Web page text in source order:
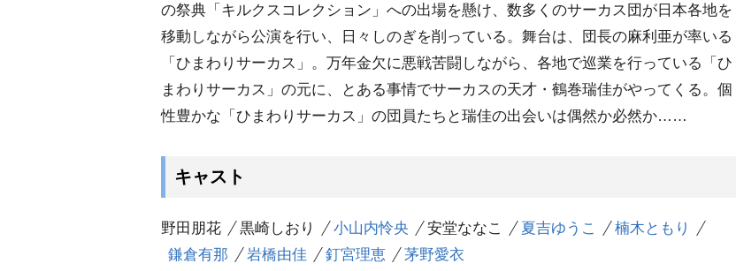
の祭典「キルクスコレクション」への出場を懸け、数多くのサーカス団が日本各地を
移動しながら公演を行い、日々しのぎを削っている。舞台は、団長の麻利亜が率いる
「ひまわりサーカス」。万年金欠に悪戦苦闘しながら、各地で巡業を行っている「ひ
まわりサーカス」の元に、とある事情でサーカスの天才・鶴巻瑞佳がやってくる。個
性豊かな「ひまわりサーカス」の団員たちと瑞佳の出会いは偶然か必然か……
キャスト
野田朋花 黒崎しおり 小山内怜央 安堂ななこ 夏吉ゆうこ
楠木ともり
鎌倉有那
橋由佳 釘宮理恵
茅野愛衣